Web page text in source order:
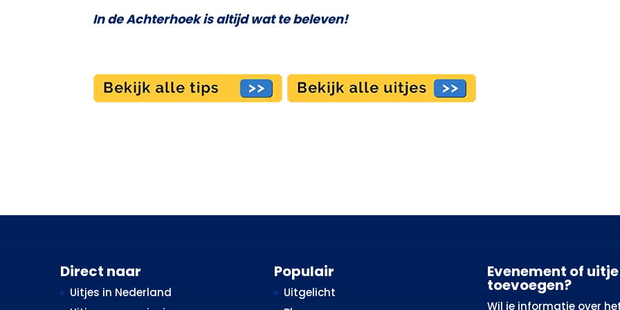
In de Achterhoek is altijd wat te beleven!
Direct naar
Uitjes in Nederland
Populair
Uitgelicht
Evenement of uitje
toevoegen?
Wil je informatie over